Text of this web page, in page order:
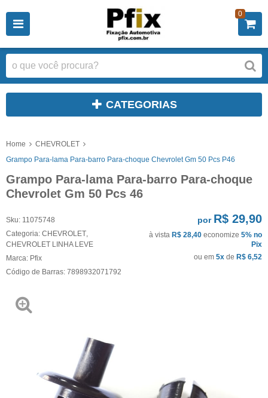
0
CATEGORIAS
Home
CHEVROLET
Grampo Para-lama Para-barro Para-choque Chevrolet Gm 50 Pcs P46
Grampo Para-lama Para-barro Para-choque
Chevrolet Gm 50 Pcs 46
Sku: 11075748
Categoria: CHEVROLET
CHEVROLET LINHA LEVE
Marca: Pfix
Código de Barras: 7898932071792
por R$ 29,90
à vista R$ 28,40 economize 5% no
Pix
ou em 5x de R$ 6,52